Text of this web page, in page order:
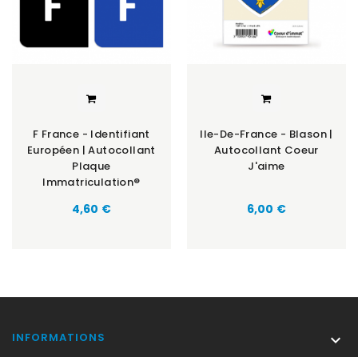
F France - Identifiant
Européen | Autocollant
Plaque
Immatriculation®
Prix
4,60 €
Ile-De-France - Blason |
Autocollant Coeur
J'aime
Prix
6,00 €
INFORMATIONS 